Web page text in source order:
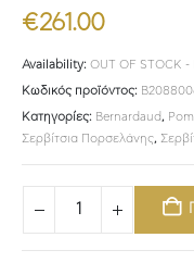
€261.00
Availability: OUT OF STOCK
Κωδικός προϊόντος:
Κατηγορίες: Bernardaud,
Σερβίτσια Πορσελάνης,